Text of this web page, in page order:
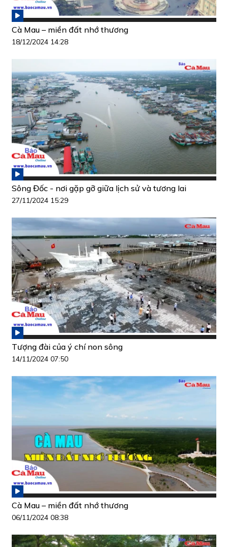
Cà Mau – miền đất nhớ thương
18/12/2024 14:28
Sông Đốc - nơi gặp gỡ giữa lịch sử và tương lai
27/11/2024 15:29
Tượng đài của ý chí non sông
14/11/2024 07:50
Cà Mau – miền đất nhớ thương
06/11/2024 08:38